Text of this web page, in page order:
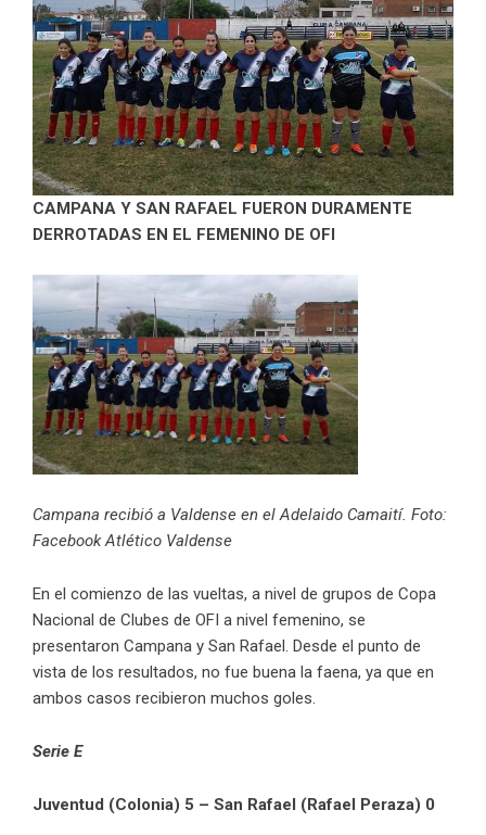
CAMPANA Y SAN RAFAEL FUERON DURAMENTE
DERROTADAS EN EL FEMENINO DE OFI
Campana recibió a Valdense en el Adelaido Camaití. Foto:
Facebook Atlético Valdense
En el comienzo de las vueltas, a nivel de grupos de Copa
Nacional de Clubes de OFI a nivel femenino, se
presentaron Campana y San Rafael. Desde el punto de
vista de los resultados, no fue buena la faena, ya que en
ambos casos recibieron muchos goles.
Serie E
Juventud (Colonia) 5 – San Rafael (Rafael Peraza) 0